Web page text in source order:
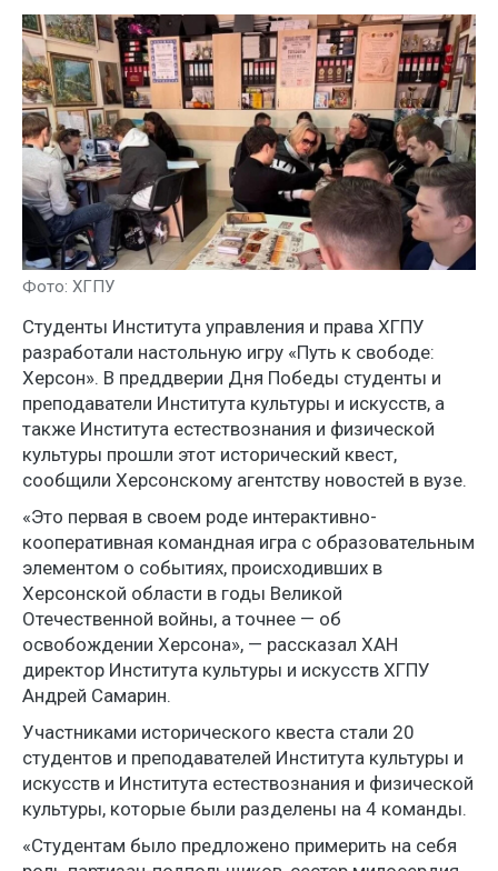
Фото: ХГПУ
Студенты Института управления и права ХГПУ
разработали настольную игру «Путь к свободе:
Херсон». В преддверии Дня Победы студенты и
преподаватели Института культуры и искусств, а
также Института естествознания и физической
культуры прошли этот исторический квест,
сообщили Херсонскому агентству новостей в вузе.
«Это первая в своем роде интерактивно-
кооперативная командная игра с образовательным
элементом о событиях, происходивших в
Херсонской области в годы Великой
Отечественной войны, а точнее — об
освобождении Херсона», — рассказал ХАН
директор Института культуры и искусств ХГПУ
Андрей Самарин.
Участниками исторического квеста стали 20
студентов и преподавателей Института культуры и
искусств и Института естествознания и физической
культуры, которые были разделены на 4 команды.
«Студентам было предложено примерить на себя